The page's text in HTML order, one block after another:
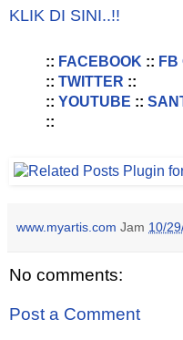
KLIK DI SINI..!!
:: FACEBOOK :: FB
:: TWITTER ::
:: YOUTUBE ::
::
www.myartis.com Jam 10/
No comments:
Post a Comment